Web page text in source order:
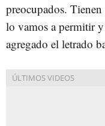
preocupados.
lo vamos a permitir
agregado el letrado